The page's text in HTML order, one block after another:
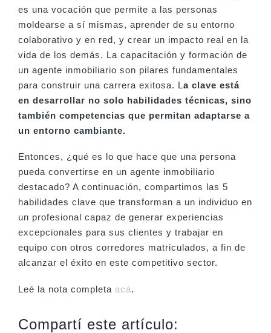
es una vocación que permite a las personas
moldearse a sí mismas, aprender de su entorno
colaborativo y en red, y crear un impacto real en la
vida de los demás. La capacitación y formación de
un agente inmobiliario son pilares fundamentales
para construir una carrera exitosa. La clave está
en desarrollar no solo habilidades técnicas, sino
también competencias que permitan adaptarse a
un entorno cambiante.
Entonces, ¿qué es lo que hace que una persona
pueda convertirse en un agente inmobiliario
destacado? A continuación, compartimos las 5
habilidades clave que transforman a un individuo en
un profesional capaz de generar experiencias
excepcionales para sus clientes y trabajar en
equipo con otros corredores matriculados, a fin de
alcanzar el éxito en este competitivo sector.
Leé la nota completa acá.
Compartí este artículo: